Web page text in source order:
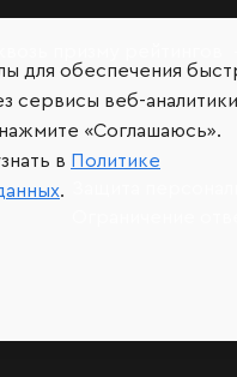
Ограничение
для обеспечения
сервисы веб-
«Соглашаюсь».
в Политике
.